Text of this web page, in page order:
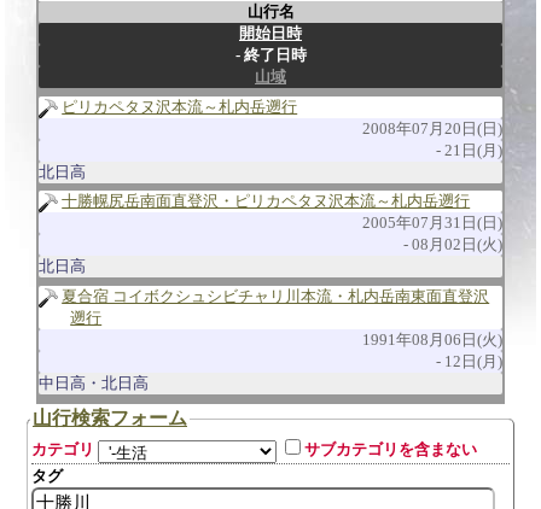
山行名
開始日時
終了日時
山域
ピリカペタヌ沢本流～札内岳遡行
2008年07月20日(日)
21日(月)
北日高
十勝幌尻岳南面直登沢・ピリカペタヌ沢本流～札内岳遡行
2005年07月31日(日)
08月02日(火)
北日高
夏合宿 コイボクシュシビチャリ川本流・札内岳南東面直登沢
遡行
1991年08月06日(火)
12日(月)
中日高・北日高
山行検索フォーム
カテゴリ
サブカテゴリを含まない
タグ